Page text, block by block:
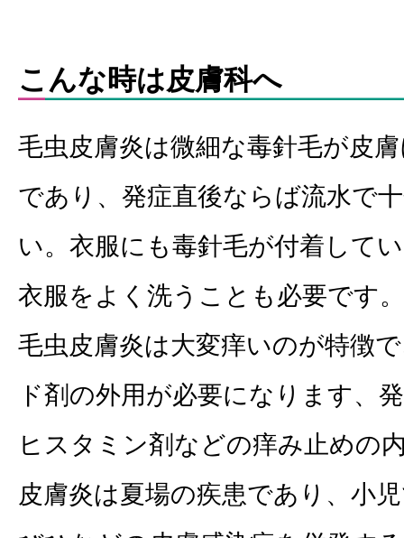
こんな時は皮膚科へ
毛虫皮膚炎は微細な毒針毛が皮
であり、発症直後ならば流水で
い。衣服にも毒針毛が付着して
衣服をよく洗うことも必要です。
毛虫皮膚炎は大変痒いのが特徴
ド剤の外用が必要になります、
ヒスタミン剤などの痒み止めの
皮膚炎は夏場の疾患であり、小